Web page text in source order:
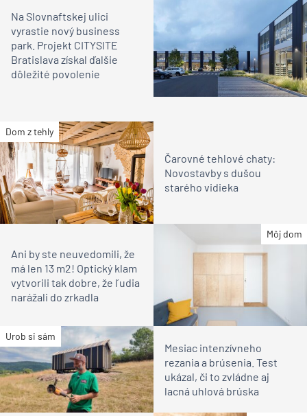
Na Slovnaftskej ulici
vyrastie nový business
park. Projekt CITYSITE
Bratislava získal ďalšie
dôležité povolenie
Dom z tehly
Čarovné tehlové chaty:
Novostavby s dušou
starého vidieka
Môj dom
Ani by ste neuvedomili, že
má len 13 m2! Optický klam
vytvorili tak dobre, že ľudia
narážali do zrkadla
Urob si sám
Mesiac intenzívneho
rezania a brúsenia. Test
ukázal, či to zvládne aj
lacná uhlová brúska